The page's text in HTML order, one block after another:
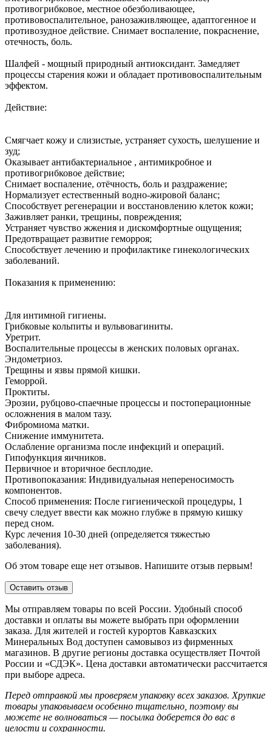
противогрибковое, местное обезболивающее,
противовоспалительное, ранозаживляющее, адаптогенное и
противозудное действие. Снимает воспаление, покраснение,
отечность, боль.
Шалфей - мощный природный антиоксидант. Замедляет
процессы старения кожи и обладает противовоспалительным
эффектом.
Действие:
Смягчает кожу и слизистые, устраняет сухость, шелушение и
зуд;
Оказывает антибактериальное , антимикробное и
противогрибковое действие;
Снимает воспаление, отёчность, боль и раздражение;
Нормализует естественный водно-жировой баланс;
Способствует регенерации и восстановлению клеток кожи;
Заживляет ранки, трещины, повреждения;
Устраняет чувство жжения и дискомфортные ощущения;
Предотвращает развитие геморроя;
Способствует лечению и профилактике гинекологических
заболеваний.
Показания к применению:
Для интимной гигиены.
Грибковые кольпиты и вульвовагиниты.
Уретрит.
Воспалительные процессы в женских половых органах.
Эндометриоз.
Трещины и язвы прямой кишки.
Геморрой.
Проктиты.
Эрозии, рубцово-спаечные процессы и постоперационные
осложнения в малом тазу.
Фибромиома матки.
Снижение иммунитета.
Ослабление организма после инфекций и операций.
Гипофункция яичников.
Первичное и вторичное бесплодие.
Противопоказания: Индивидуальная непереносимость
компонентов.
Способ применения: После гигиенической процедуры, 1
свечу следует ввести как можно глубже в прямую кишку
перед сном.
Курс лечения 10-30 дней (определяется тяжестью
заболевания).
Об этом товаре еще нет отзывов. Напишите отзыв первым!
Оставить отзыв
Мы отправляем товары по всей России. Удобный способ
доставки и оплаты вы можете выбрать при оформлении
заказа. Для жителей и гостей курортов Кавказских
Минеральных Вод доступен самовывоз из фирменных
магазинов. В другие регионы доставка осуществляет Почтой
России и «СДЭК». Цена доставки автоматически рассчитается
при выборе адреса.
Перед отправкой мы проверяем упаковку всех заказов. Хрупкие
товары упаковываем особенно тщательно, поэтому вы
можете не волноваться — посылка доберется до вас в
целости и сохранности.